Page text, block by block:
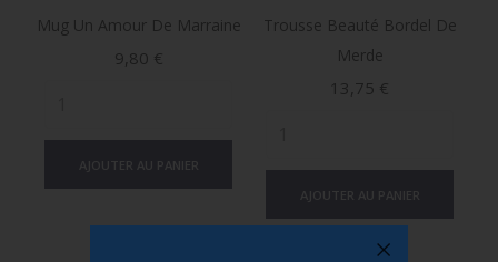
Mug Un Amour De Marraine
Prix
9,80 €
Trousse Beauté Bordel De
Merde
Prix
13,75 €